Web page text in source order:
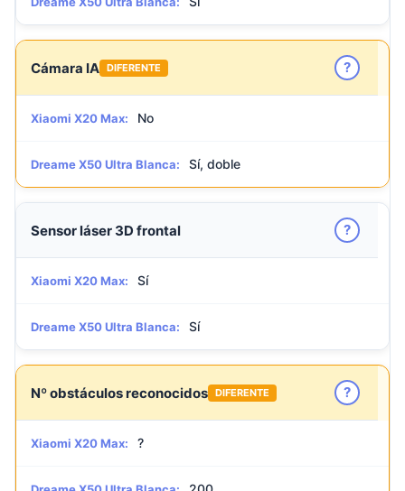
Cámara IA DIFERENTE ?
Xiaomi X20 Max: No
Dreame X50 Ultra Blanca: Sí, doble
Sensor láser 3D frontal ?
Xiaomi X20 Max: Sí
Dreame X50 Ultra Blanca: Sí
Nº obstáculos reconocidos DIFERENTE ?
Xiaomi X20 Max: ?